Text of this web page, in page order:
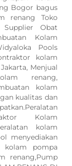
Bogor bagus
renang Toko
Obat
Kolam
Pools
kolam
Menjual
renang,
kolam
kualitas dan
Kolam
kolam
menyediakan
pompa
renang,Pump